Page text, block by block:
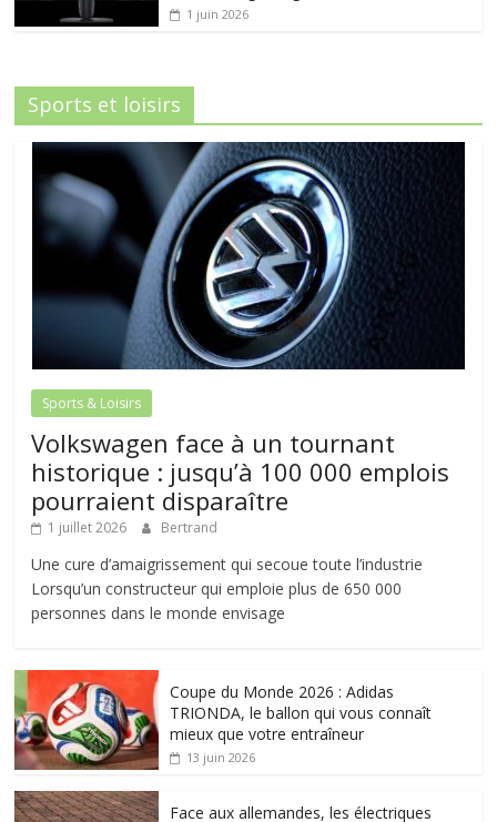
1 juin 2026
Sports et loisirs
Sports & Loisirs
Volkswagen face à un tournant
historique : jusqu’à 100 000 emplois
pourraient disparaître
1 juillet 2026 Bertrand
Une cure d’amaigrissement qui secoue toute l’industrie
Lorsqu’un constructeur qui emploie plus de 650 000
personnes dans le monde envisage
Coupe du Monde 2026 : Adidas
TRIONDA, le ballon qui vous connaît
mieux que votre entraîneur
13 juin 2026
Face aux allemandes, les électriques